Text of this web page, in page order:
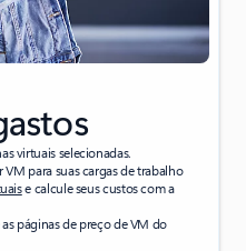
virtuais selecionadas.
para suas cargas de trabalho
e calcule seus custos com a
páginas de preço de VM do